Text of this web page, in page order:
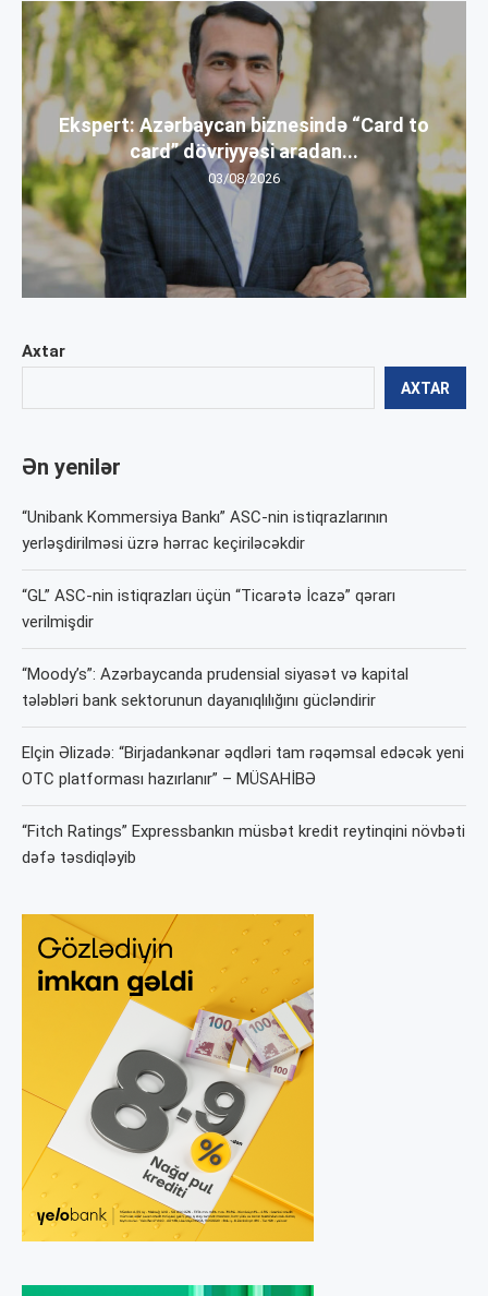
Axtar
AXTAR
Ən yenilər
“Unibank Kommersiya Bankı” ASC-nin istiqrazlarının
yerləşdirilməsi üzrə hərrac keçiriləcəkdir
“GL” ASC-nin istiqrazları üçün “Ticarətə İcazə” qərarı
verilmişdir
“Moody’s”: Azərbaycanda prudensial siyasət və kapital
tələbləri bank sektorunun dayanıqlılığını gücləndirir
Elçin Əlizadə: “Birjadankənar əqdləri tam rəqəmsal edəcək yeni
OTC platforması hazırlanır” – MÜSAHİBƏ
“Fitch Ratings” Expressbankın müsbət kredit reytinqini növbəti
dəfə təsdiqləyib
Ekspert: Azərbaycan biznesində “Card to
card” dövriyyəsi aradan...
03/08/2026